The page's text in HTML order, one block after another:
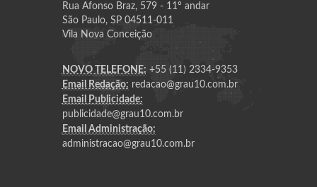
Rua Afonso Braz, 579 - 11º andar
São Paulo, SP 04511-011
Vila Nova Conceição
NOVO TELEFONE: +55 (11) 2334-9353
Email Redação: redacao@grau10.com.br
Email Publicidade:
publicidade@grau10.com.br
Email Administração:
administracao@grau10.com.br